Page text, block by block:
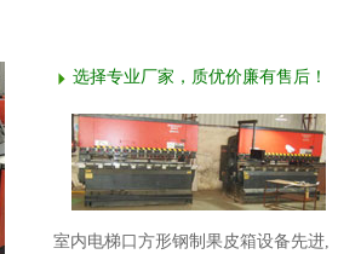
选择专业厂家，质优价廉有售后！
室内电梯口方形钢制果皮箱设备先进,